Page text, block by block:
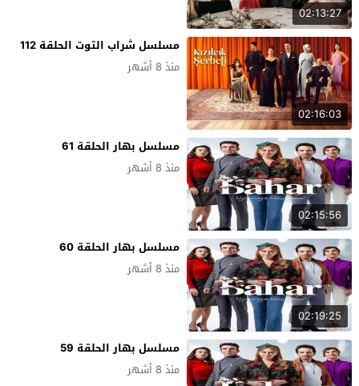
02:13:27
02:16:03
مسلسل شراب التوت الحلقة 112
منذ 8 أشهر
02:15:56
مسلسل بهار الحلقة 61
منذ 8 أشهر
02:19:25
مسلسل بهار الحلقة 60
منذ 8 أشهر
مسلسل بهار الحلقة 59
منذ 8 أشهر